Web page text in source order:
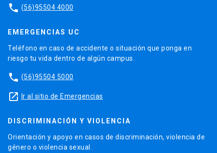
phone (56)95504 4000
EMERGENCIAS UC
Teléfono en caso de accidente o situación que ponga en
riesgo tu vida dentro de algún campus.
phone (56)95504 5000
launch Ir al sitio de Emergencias
DISCRIMINACIÓN Y VIOLENCIA
Orientación y apoyo en casos de discriminación, violencia de
género o violencia sexual.